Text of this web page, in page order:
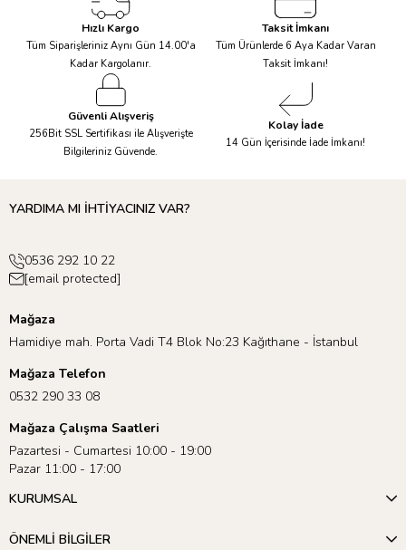
<240cm / Ø200cm Puffy Halı
Profesyonel Kuru
Temizleme
>240cm/ >Ø200cm
Hızlı Kargo
Tüm Siparişleriniz Aynı Gün 14.00'a
Kadar Kargolanır.
Taksit İmkanı
Tüm Ürünlerde 6 Aya Kadar Varan
Taksit İmkanı!
Güvenli Alışveriş
256Bit SSL Sertifikası ile Alışverişte
Bilgileriniz Güvende.
Kolay İade
14 Gün İçerisinde İade İmkanı!
YARDIMA MI İHTİYACINIZ VAR?
0536 292 10 22
[email protected]
Mağaza
Hamidiye mah. Porta Vadi T4 Blok No:23 Kağıthane - İstanbul
Mağaza Telefon
0532 290 33 08
Mağaza Çalışma Saatleri
Pazartesi - Cumartesi 10:00 - 19:00
Pazar 11:00 - 17:00
KURUMSAL
ÖNEMLİ BİLGİLER